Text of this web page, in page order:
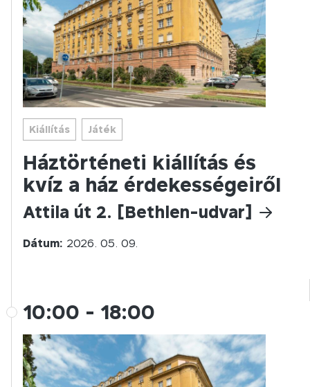
Kiállítás Játék
Háztörténeti kiállítás és
kvíz a ház érdekességeiről
Attila út 2. [Bethlen-udvar]
Dátum: 2026. 05. 09.
10:00 - 18:00